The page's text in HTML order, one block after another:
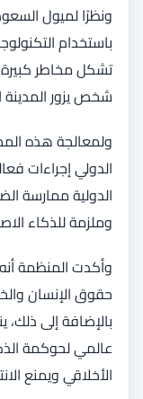
ونظرًا لميول
باستخدام
تشكل مخاطر
شخص يزور المدينة
ولمعالجة هذه
الدولي إجراءات
الدولية ممارسة
وملزمة للذكاء
وأكدت المنظمة
حقوق الإنسان
بالإضافة إلى
عالمي لحوكمة
الأخلاقي ويمنع